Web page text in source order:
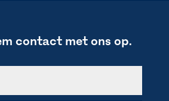
contact met ons op.